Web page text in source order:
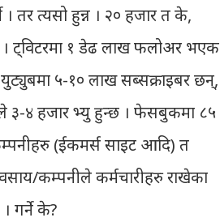
तर त्यसो हुन्न । २० हजार त के,
। ट्विटरमा १ डेढ लाख फलोअर भएक
युट्युबमा ५-१० लाख सब्सक्राइबर छन्,
३-४ हजार भ्यु हुन्छ । फेसबुकमा ८५
(ईकमर्स साइट आदि) त
कम्पनीले कर्मचारीहरु राखेका
गर्ने के?